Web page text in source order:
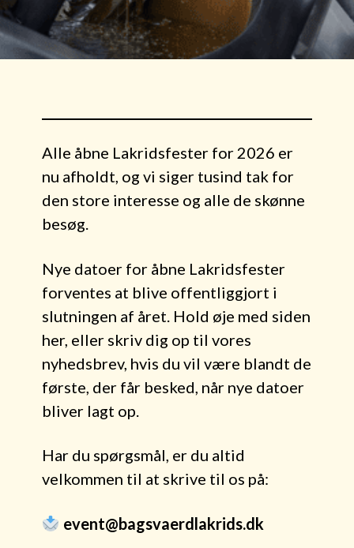
Alle åbne Lakridsfester for 2026 er
nu afholdt, og vi siger tusind tak for
den store interesse og alle de skønne
besøg.
Nye datoer for åbne Lakridsfester
forventes at blive offentliggjort i
slutningen af året. Hold øje med siden
her, eller skriv dig op til vores
nyhedsbrev, hvis du vil være blandt de
første, der får besked, når nye datoer
bliver lagt op.
Har du spørgsmål, er du altid
velkommen til at skrive til os på:
event@bagsvaerdlakrids.dk